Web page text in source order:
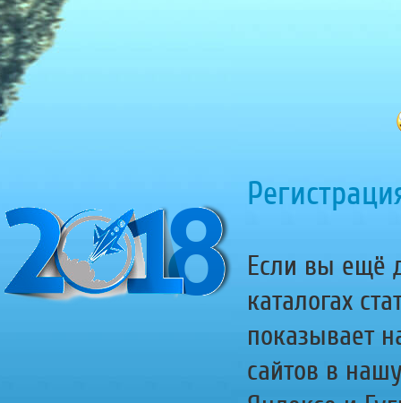
Если вы ещё
каталогах
показывает
сайтов в